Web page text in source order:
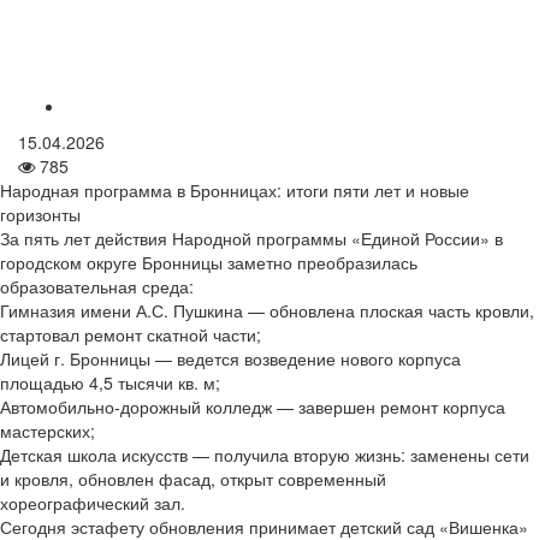
15.04.2026
785
Народная программа в Бронницах: итоги пяти лет и новые
горизонты
За пять лет действия Народной программы «Единой России» в
городском округе Бронницы заметно преобразилась
образовательная среда:
Гимназия имени А.С. Пушкина — обновлена плоская часть кровли,
стартовал ремонт скатной части;
Лицей г. Бронницы — ведется возведение нового корпуса
площадью 4,5 тысячи кв. м;
Автомобильно-дорожный колледж — завершен ремонт корпуса
мастерских;
Детская школа искусств — получила вторую жизнь: заменены сети
и кровля, обновлен фасад, открыт современный
хореографический зал.
Сегодня эстафету обновления принимает детский сад «Вишенка»